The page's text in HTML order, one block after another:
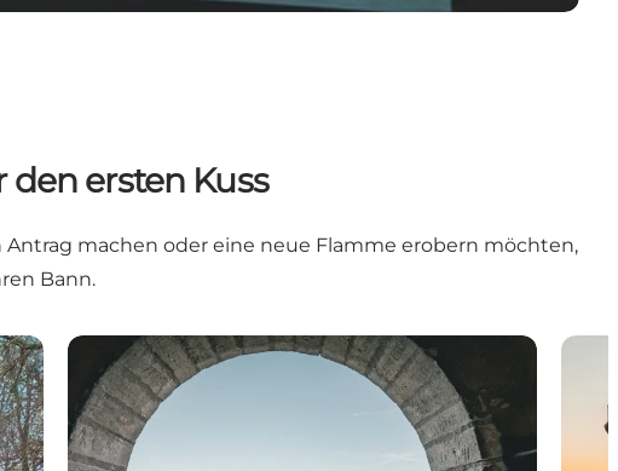
ersten Kuss
machen oder eine neue Flamme erobern möchten,
Bann.
Højerup Alte Kirche Der